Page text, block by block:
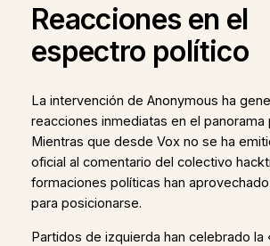
Reacciones en el
espectro político
La intervención de Anonymous ha
reacciones inmediatas en el panorama
Mientras que desde Vox no se ha
oficial al comentario del colectivo
formaciones políticas han
para posicionarse.
Partidos de izquierda han celebrado la